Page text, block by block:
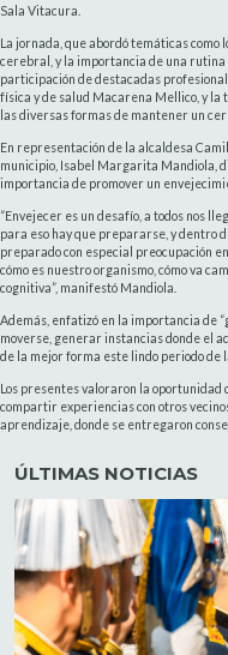
Sala Vitacura.
La jornada, que abordó temáticas como
cerebral, y la importancia de una
participación de destacadas
física y de salud Macarena Mellico, y la
las diversas formas de mantener un
En representación de la alcaldesa
municipio, Isabel Margarita Mandiola,
importancia de promover un
“Envejecer es un desafío, a todos nos
para eso hay que prepararse, y dentro
preparado con especial preocupación
cómo es nuestro organismo, cómo va
cognitiva”, manifestó Mandiola.
Además, enfatizó en la importancia de
moverse, generar instancias donde el
de la mejor forma este lindo periodo de
Los presentes valoraron la
compartir experiencias con otros
aprendizaje, donde se entregaron
ÚLTIMAS NOTICIAS